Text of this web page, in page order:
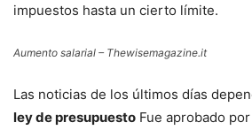
impuestos hasta un cierto límite.
Aumento salarial – Thewisemagazine.it
Las noticias de los últimos días
ley de presupuesto Fue aprobado